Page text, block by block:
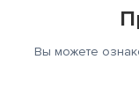
Вы можете